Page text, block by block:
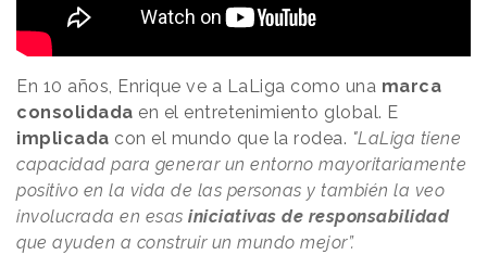
En 10 años, Enrique ve a LaLiga como una marca
consolidada en el entretenimiento global. E
implicada con el mundo que la rodea. "LaLiga tiene
capacidad para generar un entorno mayoritariamente
positivo en la vida de las personas y también la veo
involucrada en esas iniciativas de responsabilidad
que ayuden a construir un mundo mejor”.